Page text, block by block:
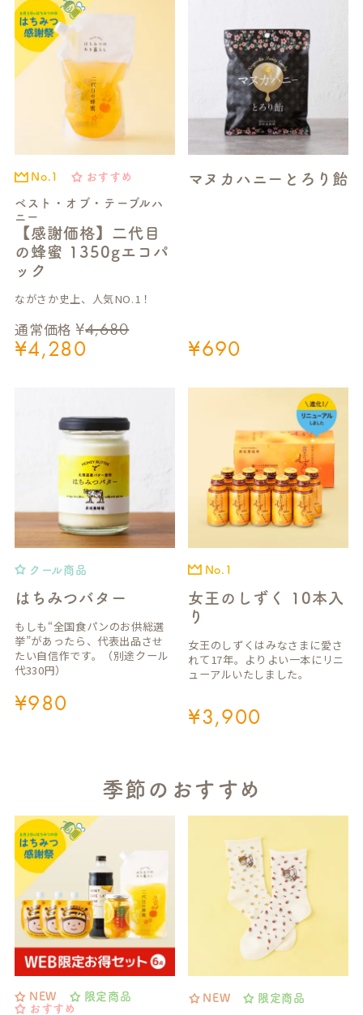
ベスト・オブ・テーブルハ
ニー
【感謝価格】二代目
の蜂蜜 1350gエコパ
ック
No.1 おすすめ
通常価格 ¥4,680
¥4,280
ながさか史上、人気NO.1！
マヌカハニーとろり飴
¥690
はちみつバター
クール商品
¥980
もしも“全国食パンのお供総選
挙”があったら、代表出品させ
たい自信作です。（別途クール
代330円）
女王のしずく 10本入
り
No.1
¥3,900
女王のしずくはみなさまに愛さ
れて17年。よりよい一本にリニ
ューアルいたしました。
季節のおすすめ
NEW
限定商品
おすすめ
NEW 限定商品